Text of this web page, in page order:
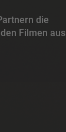
die
Filmen aus